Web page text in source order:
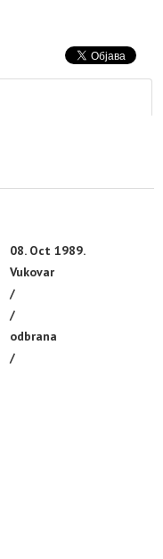
08. Oct 1989.
Vukovar
/
/
odbrana
/